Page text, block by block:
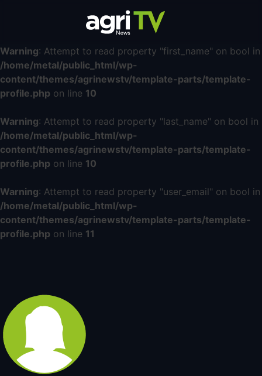
Warning: Attempt to read property "first_name" on bool in
/home/metal/public_html/wp-
content/themes/agrinewstv/template-parts/template-
profile.php on line 10
Warning: Attempt to read property "last_name" on bool in
/home/metal/public_html/wp-
content/themes/agrinewstv/template-parts/template-
profile.php on line 10
Warning: Attempt to read property "user_email" on bool in
/home/metal/public_html/wp-
content/themes/agrinewstv/template-parts/template-
profile.php on line 11